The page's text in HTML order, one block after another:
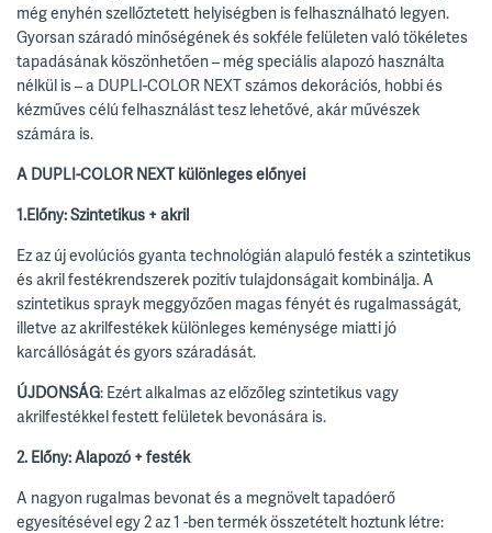
még enyhén szellőztetett helyiségben is felhasználható legyen.
Gyorsan száradó minőségének és sokféle felületen való tökéletes
tapadásának köszönhetően – még speciális alapozó használta
nélkül is – a DUPLI-COLOR NEXT számos dekorációs, hobbi és
kézműves célú felhasználást tesz lehetővé, akár művészek
számára is.
A DUPLI-COLOR NEXT különleges előnyei
1.Előny: Szintetikus + akril
Ez az új evolúciós gyanta technológián alapuló festék a szintetikus
és akril festékrendszerek pozitív tulajdonságait kombinálja. A
szintetikus sprayk meggyőzően magas fényét és rugalmasságát,
illetve az akrilfestékek különleges keménysége miatti jó
karcállóságát és gyors száradását.
ÚJDONSÁG: Ezért alkalmas az előzőleg szintetikus vagy
akrilfestékkel festett felületek bevonására is.
2. Előny: Alapozó + festék
A nagyon rugalmas bevonat és a megnövelt tapadóerő
egyesítésével egy 2 az 1 -ben termék összetételt hoztunk létre: